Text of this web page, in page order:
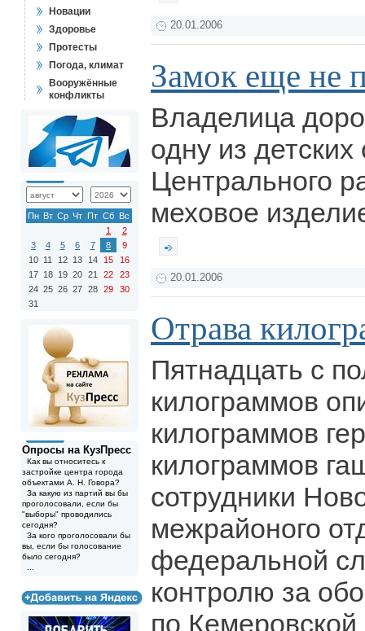
Новации
Здоровье
Протесты
Погода, климат
Вооружённые
конфликты
Пн Вт Ср Чт Пт Сб Вс
1
2
3
4 5 6 7 8
9
10 11 12 13 14 15
16
17 18 19 20 21 22
23
24 25 26 27 28 29
30
31
Опросы на КузПресс
Как вы относитесь к
застройке центра города
объектами А. Н. Говора?
За какую из партий вы бы
проголосовали, если бы
"выборы" проводились
сегодня?
За кого проголосовали бы
вы, если бы голосование
было сегодня?
20.01.2006
Замок еще не
Владелица
одну из
Центрального
меховое
20.01.2006
Отрава
Пятнадцать с
килограммов
килограммов
килограммов
сотрудники
межрайоного
федеральной
контролю за
по Кемеровской